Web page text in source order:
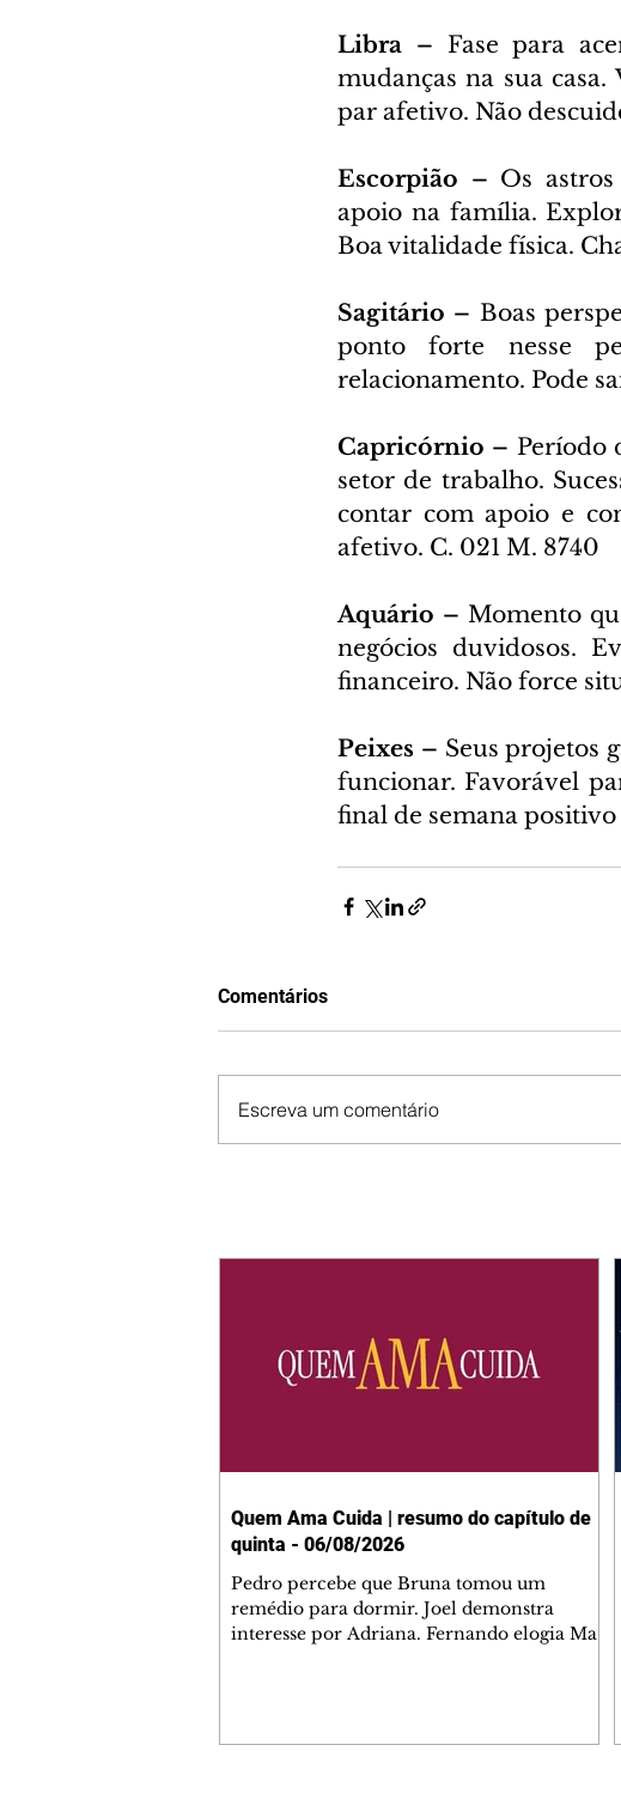
Libra – Fase para
mudanças na sua
par afetivo. Não
Escorpião – Os
apoio na família.
Boa vitalidade física.
Sagitário – Boas
ponto forte nesse
relacionamento. Pode
Capricórnio – Período
setor de trabalho.
contar com apoio e
afetivo. C. 021 M. 8740
Aquário – Momento
negócios duvidosos.
financeiro. Não force
Peixes – Seus projetos
funcionar. Favorável
final de semana
Comentários
Escreva um comentário
Quem Ama Cuida | resumo do capítulo de
quinta - 06/08/2026
Pedro percebe que Bruna tomou um
remédio para dormir. Joel demonstra
interesse por Adriana. Fernando elogia Mau